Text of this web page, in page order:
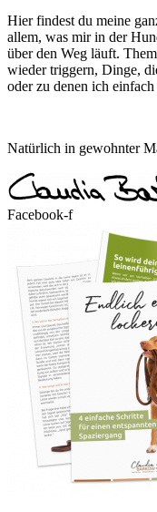
Hier findest du meine
allem, was mir in der
über den Weg läuft.
wieder triggern, Dinge,
oder zu denen ich
Natürlich in gewohnter
Facebook-f